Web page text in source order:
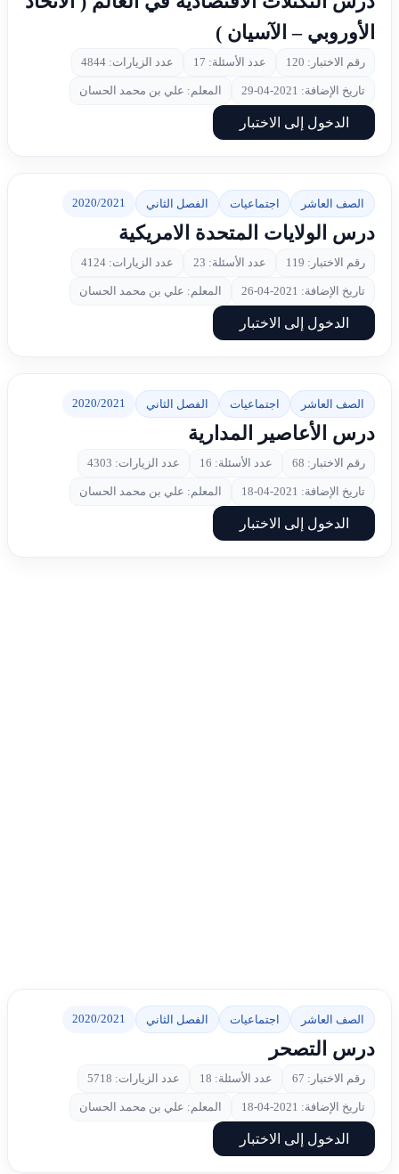
الأوروبي – الآسيان )
رقم الاختبار: 120 عدد الأسئلة: 17 عدد الزيارات: 4844
تاريخ الإضافة: 2021-04-29 المعلم: علي بن محمد الحسان
الدخول إلى الاختبار
الصف العاشر اجتماعيات الفصل الثاني 2020/2021
درس الولايات المتحدة الامريكية
رقم الاختبار: 119 عدد الأسئلة: 23 عدد الزيارات: 4124
تاريخ الإضافة: 2021-04-26 المعلم: علي بن محمد الحسان
الدخول إلى الاختبار
الصف العاشر اجتماعيات الفصل الثاني 2020/2021
درس الأعاصير المدارية
رقم الاختبار: 68 عدد الأسئلة: 16 عدد الزيارات: 4303
تاريخ الإضافة: 2021-04-18 المعلم: علي بن محمد الحسان
الدخول إلى الاختبار
الصف العاشر اجتماعيات الفصل الثاني 2020/2021
درس التصحر
رقم الاختبار: 67 عدد الأسئلة: 18 عدد الزيارات: 5718
تاريخ الإضافة: 2021-04-18 المعلم: علي بن محمد الحسان
الدخول إلى الاختبار